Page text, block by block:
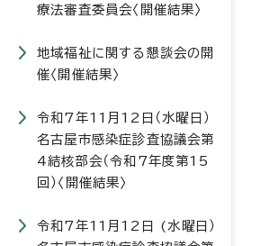
療法審査委員会〈開催結果〉
地域福祉に関する懇談会の開
催〈開催結果〉
令和7年11月12日（水曜日）
名古屋市感染症診査協議会第
4結核部会（令和7年度第15
回）〈開催結果〉
令和7年11月12日 (水曜日）